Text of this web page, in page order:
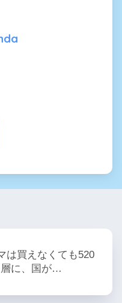
は買えなくても520
に、国が…